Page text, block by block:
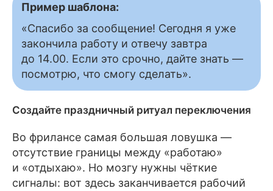
Пример шаблона:
«Спасибо за сообщение! Сегодня я уже
закончила работу и отвечу завтра
до 14.00. Если это срочно, дайте знать —
посмотрю, что смогу сделать».
Создайте праздничный ритуал переключения
Во фрилансе самая большая ловушка —
отсутствие границы между «работаю»
и «отдыхаю». Но мозгу нужны чёткие
сигналы: вот здесь заканчивается рабочий